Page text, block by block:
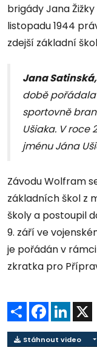
brigády Jana
listopadu 1944
zdejší základní
Jana
době pořádala
sportovně
Ušiaka. V roce
jménu Jána
Závodu Wolfram
základních škol z
školy a postoupil
9. září ve
je pořádán v
zkratka pro
Sdílet Facebook
LinkedIn
Stáhnout video